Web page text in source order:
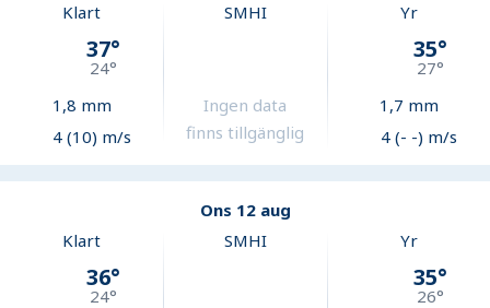
Klart
37°
24°
1,8 mm
4 (10) m/s
SMHI
Ingen data
finns tillgänglig
Yr
35°
27°
1,7 mm
4 (- -) m/s
Ons 12 aug
Klart
36°
24°
SMHI Yr
35°
26°